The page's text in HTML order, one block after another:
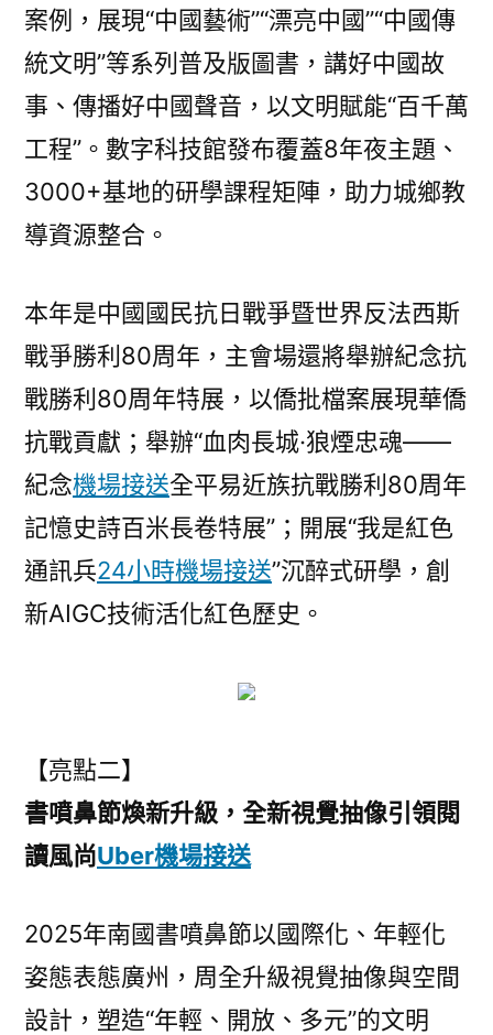
案例，展現“中國藝術”“漂亮中國”“中國傳
統文明”等系列普及版圖書，講好中國故
事、傳播好中國聲音，以文明賦能“百千萬
工程”。數字科技館發布覆蓋8年夜主題、
3000+基地的研學課程矩陣，助力城鄉教
導資源整合。
本年是中國國民抗日戰爭暨世界反法西斯
戰爭勝利80周年，主會場還將舉辦紀念抗
戰勝利80周年特展，以僑批檔案展現華僑
抗戰貢獻；舉辦“血肉長城·狼煙忠魂——
紀念機場接送全平易近族抗戰勝利80周年
記憶史詩百米長卷特展”；開展“我是紅色
通訊兵24小時機場接送”沉醉式研學，創
新AIGC技術活化紅色歷史。
【亮點二】
書噴鼻節煥新升級，全新視覺抽像引領閱
讀風尚Uber機場接送
2025年南國書噴鼻節以國際化、年輕化
姿態表態廣州，周全升級視覺抽像與空間
設計，塑造“年輕、開放、多元”的文明